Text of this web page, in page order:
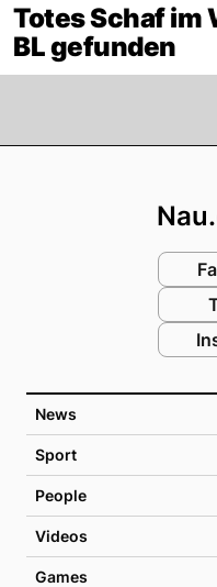
Totes Schaf im
BL gefunden
News
Sport
People
Videos
Games